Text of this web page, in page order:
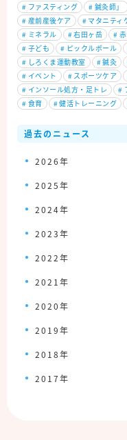
# ファスティング # 鍼灸師」
# 産前産後ケア # マタニティ
# ミネラル #右田ヶ岳 #
# 子ども # ピックルボール
# しろくま運動教室 #鍼灸
# イベント # スポーツケア
# インソール処方・足トレ #
# 食育 #健活トレーニング
過去のニュース
2026年
2025年
2024年
2023年
2022年
2021年
2020年
2019年
2018年
2017年